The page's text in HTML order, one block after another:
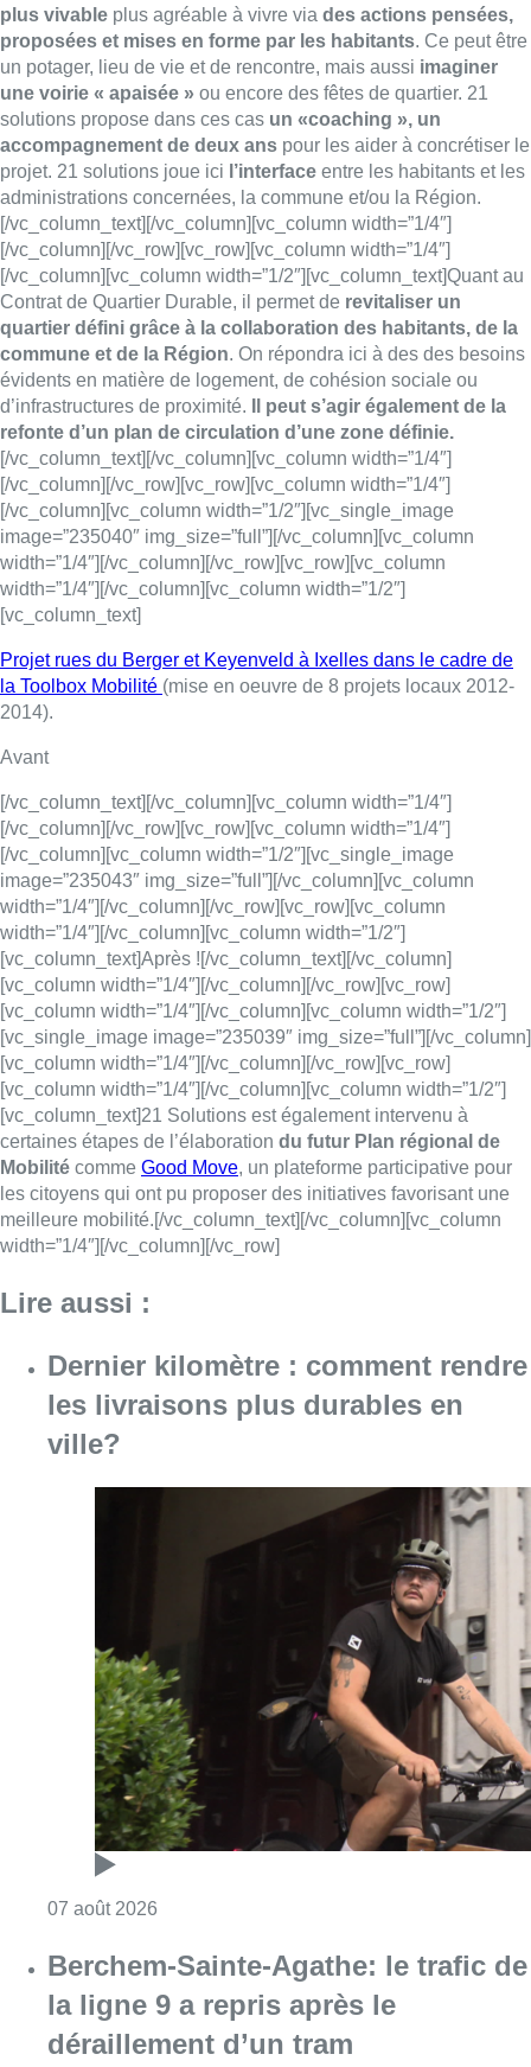
plus vivable plus agréable à vivre via des actions pensées,
proposées et mises en forme par les habitants. Ce peut être
un potager, lieu de vie et de rencontre, mais aussi imaginer
une voirie « apaisée » ou encore des fêtes de quartier. 21
solutions propose dans ces cas un «coaching », un
accompagnement de deux ans pour les aider à concrétiser le
projet. 21 solutions joue ici l’interface entre les habitants et les
administrations concernées, la commune et/ou la Région.
[/vc_column_text][/vc_column][vc_column width=”1/4″]
[/vc_column][/vc_row][vc_row][vc_column width=”1/4″]
[/vc_column][vc_column width=”1/2″][vc_column_text]Quant au
Contrat de Quartier Durable, il permet de revitaliser un
quartier défini grâce à la collaboration des habitants, de la
commune et de la Région. On répondra ici à des des besoins
évidents en matière de logement, de cohésion sociale ou
d’infrastructures de proximité.
Il peut s’agir également de la
refonte d’un plan de circulation d’une zone définie.
[/vc_column_text][/vc_column][vc_column width=”1/4″]
[/vc_column][/vc_row][vc_row][vc_column width=”1/4″]
[/vc_column][vc_column width=”1/2″][vc_single_image
image=”235040″ img_size=”full”][/vc_column][vc_column
width=”1/4″][/vc_column][/vc_row][vc_row][vc_column
width=”1/4″][/vc_column][vc_column width=”1/2″]
[vc_column_text]
Projet rues du Berger et Keyenveld à Ixelles dans le cadre de
la Toolbox Mobilité (mise en oeuvre de 8 projets locaux 2012-
2014).
Avant
[/vc_column_text][/vc_column][vc_column width=”1/4″]
[/vc_column][/vc_row][vc_row][vc_column width=”1/4″]
[/vc_column][vc_column width=”1/2″][vc_single_image
image=”235043″ img_size=”full”][/vc_column][vc_column
width=”1/4″][/vc_column][/vc_row][vc_row][vc_column
width=”1/4″][/vc_column][vc_column width=”1/2″]
[vc_column_text]Après ![/vc_column_text][/vc_column]
[vc_column width=”1/4″][/vc_column][/vc_row][vc_row]
[vc_column width=”1/4″][/vc_column][vc_column width=”1/2″]
[vc_single_image image=”235039″ img_size=”full”][/vc_column]
[vc_column width=”1/4″][/vc_column][/vc_row][vc_row]
[vc_column width=”1/4″][/vc_column][vc_column width=”1/2″]
[vc_column_text]21 Solutions est également intervenu à
certaines étapes de l’élaboration du futur Plan régional de
Mobilité comme Good Move, un plateforme participative pour
les citoyens qui ont pu proposer des initiatives favorisant une
meilleure mobilité.[/vc_column_text][/vc_column][vc_column
width=”1/4″][/vc_column][/vc_row]
Lire aussi :
Dernier kilomètre : comment rendre
les livraisons plus durables en
ville?
07 août 2026
Berchem-Sainte-Agathe: le trafic de
la ligne 9 a repris après le
déraillement d’un tram